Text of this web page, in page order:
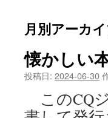
月別アーカ
懐かしい
投稿日: 2024-06-30
このCQ